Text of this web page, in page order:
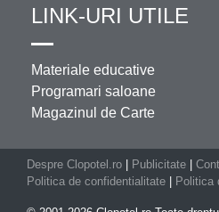
LINK-URI UTILE
Materiale educative
Programari saloane
Magazinul de Carte
Despre Clopotel.ro Publicitate
Politica de confidentialitate
Politica